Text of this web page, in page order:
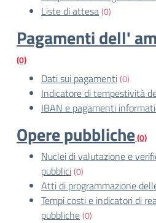
Liste di attesa(0)
Pagamenti dell'
(0)
Dati sui pagamenti(0)
Indicatore di tempestività
IBAN e pagamenti
Opere pubbliche(0)
Nuclei di valutazione e
pubblici(0)
Atti di programmazione
Tempi costi e indicatori di
pubbliche(0)